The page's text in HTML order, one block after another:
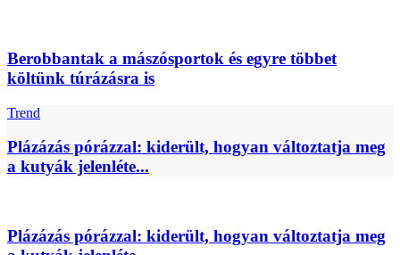
Berobbantak a mászósportok és egyre többet
költünk túrázásra is
Trend
Plázázás pórázzal: kiderült, hogyan változtatja meg
a kutyák jelenléte...
Plázázás pórázzal: kiderült, hogyan változtatja meg